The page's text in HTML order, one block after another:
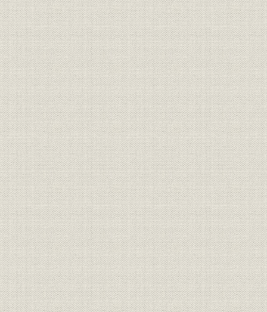
営業 製品への理解をいただくために
営業
より良い製品をお届けするため
に
営業 科学知識の普及をはかって
広告宣伝 お茶の間のみなさまに